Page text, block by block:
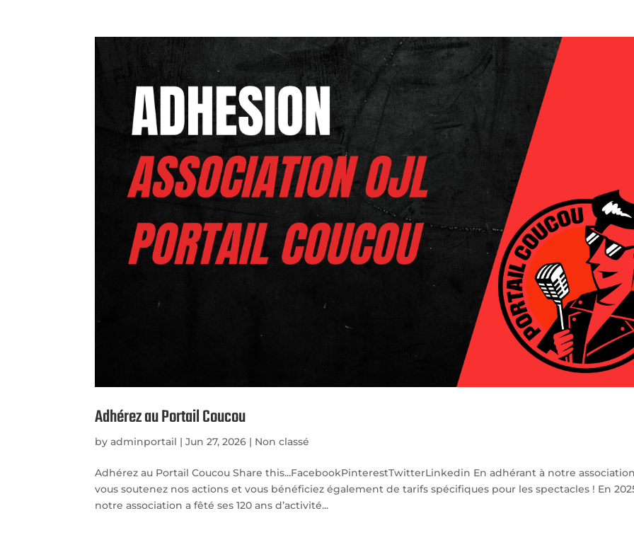
Adhérez au Portail Coucou
byadminportail |Jun 27, 2026 | Non classé
Adhérez au Portail Coucou Share this...FacebookPinterestTwitterLinkedin En adhérant à notre
vous soutenez nos actions et vous bénéficiez également de tarifs spécifiques pour les spectacles ! En
notre association a fêté ses 120 ans d’activité...